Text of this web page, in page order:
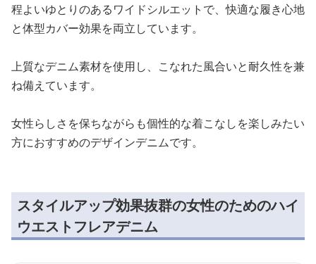
程よいゆとりのあるワイドシルエットで、快適な履き心地
と体型カバー効果を両立しています。
上質なデニム素材を使用し、こなれた風合いと耐久性を兼
ね備えています。
女性らしさを保ちながらも個性的な着こなしを楽しみたい
方におすすめのデザインデニムです。
スタイルアップ効果抜群の女性のためのハイ
ウエストフレアデニム